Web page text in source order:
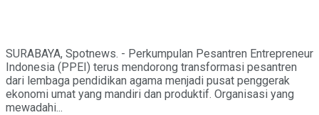
SURABAYA, Spotnews. - Perkumpulan Pesantren Entrepreneur
Indonesia (PPEI) terus mendorong transformasi pesantren
dari lembaga pendidikan agama menjadi pusat penggerak
ekonomi umat yang mandiri dan produktif. Organisasi yang
mewadahi...